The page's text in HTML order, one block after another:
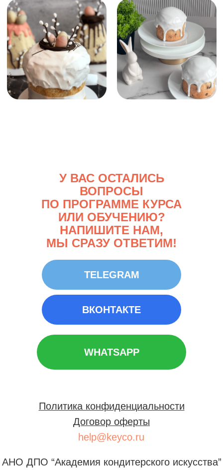
У ВАС ОСТАЛИСЬ
ВОПРОСЫ
ПО ПРОГРАММЕ КУРСА
ИЛИ ОБУЧЕНИЮ?
НАПИШИТЕ НАМ,
МЫ СРАЗУ ОТВЕТИМ!
ВКОНТАКТЕ
WHATSAPP
TELEGRAM